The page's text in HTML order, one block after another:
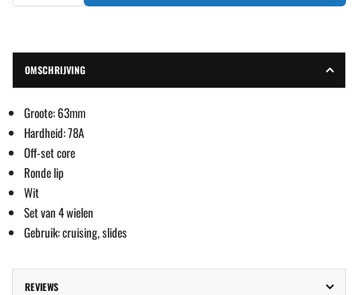
OMSCHRIJVING
Groote: 63mm
Hardheid: 78A
Off-set core
Ronde lip
Wit
Set van 4 wielen
Gebruik: cruising, slides
REVIEWS